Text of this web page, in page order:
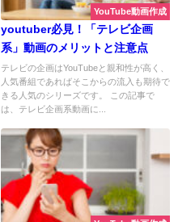
YouTube動画作成
youtuber必見！「テレビ企画
系」動画のメリットと注意点
テレビの企画はYouTubeと親和性が高く、
人気番組であればそこからの流入も期待で
きる人気のシリーズです。 この記事で
は、テレビ企画系動画に...